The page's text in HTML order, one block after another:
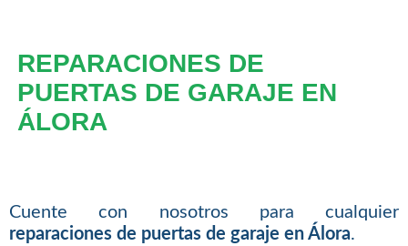
REPARACIONES DE
PUERTAS DE GARAJE EN
ÁLORA
Cuente con nosotros para cualquier
reparaciones de puertas de garaje en Álora.